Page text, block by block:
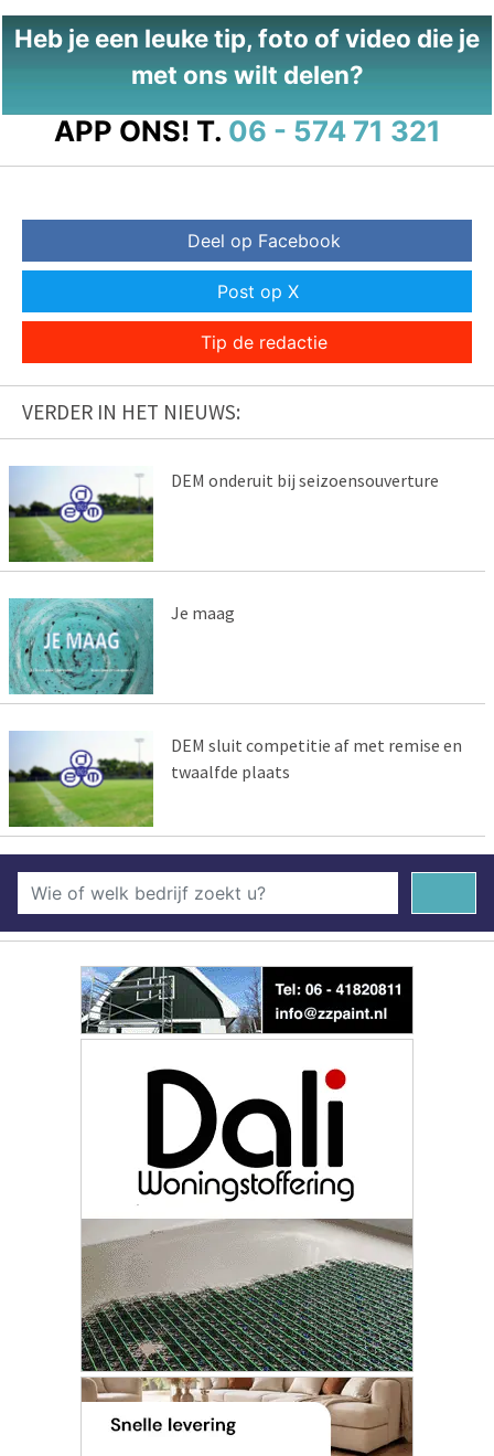
Heb je een leuke tip, foto of video die je
met ons wilt delen?
APP ONS! T. 06 - 574 71 321
Deel op Facebook
Post op X
Tip de redactie
VERDER IN HET NIEUWS:
DEM onderuit bij seizoensouverture
Je maag
DEM sluit competitie af met remise en
twaalfde plaats